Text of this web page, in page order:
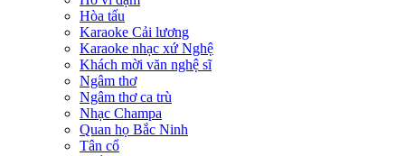
Hòa tấu
Karaoke Cải lương
Karaoke nhạc xứ Nghệ
Khách mời văn nghệ sĩ
Ngâm thơ
Ngâm thơ ca trù
Nhạc Champa
Quan họ Bắc Ninh
Tân cổ